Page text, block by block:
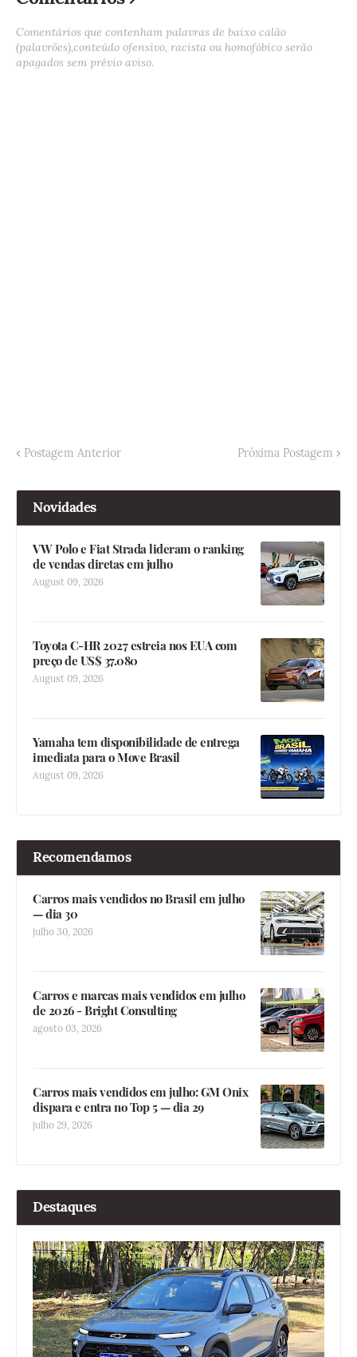
Comentários que contenham palavras de baixo calão
(palavrões),conteúdo ofensivo, racista ou homofóbico serão
apagados sem prévio aviso.
Postagem Anterior Próxima Postagem
Novidades
VW Polo e Fiat Strada lideram o ranking
de vendas diretas em julho
August 09, 2026
Toyota C-HR 2027 estreia nos EUA com
preço de US$ 37.080
August 09, 2026
Yamaha tem disponibilidade de entrega
imediata para o Move Brasil
August 09, 2026
Recomendamos
Carros mais vendidos no Brasil em julho
— dia 30
julho 30, 2026
Carros e marcas mais vendidos em julho
de 2026 - Bright Consulting
agosto 03, 2026
Carros mais vendidos em julho: GM Onix
dispara e entra no Top 5 — dia 29
julho 29, 2026
Destaques